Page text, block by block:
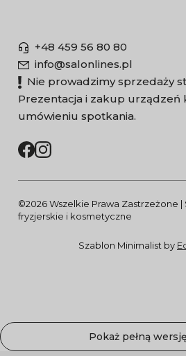
+48 459 56 80 80
info@salonlines.pl
Nie prowadzimy sprzedaży
Prezentacja i zakup urządzeń
umówieniu spotkania.
©2026 Wszelkie Prawa Zastrzeżone
fryzjerskie i kosmetyczne
Szablon Minimalist by
Pokaż pełną